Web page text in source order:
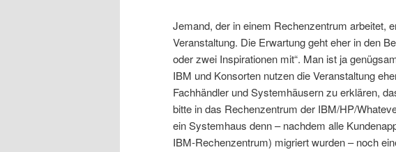
Jemand, der in einem Rechenzentrum arbeitet,
Veranstaltung. Die Erwartung geht eher in den
oder zwei Inspirationen mit“. Man ist ja
IBM und Konsorten nutzen die Veranstaltung
Fachhändler und Systemhäusern zu erklären,
bitte in das Rechenzentrum der IBM/HP/
ein Systemhaus denn – nachdem alle
IBM-Rechenzentrum) migriert wurden – noch